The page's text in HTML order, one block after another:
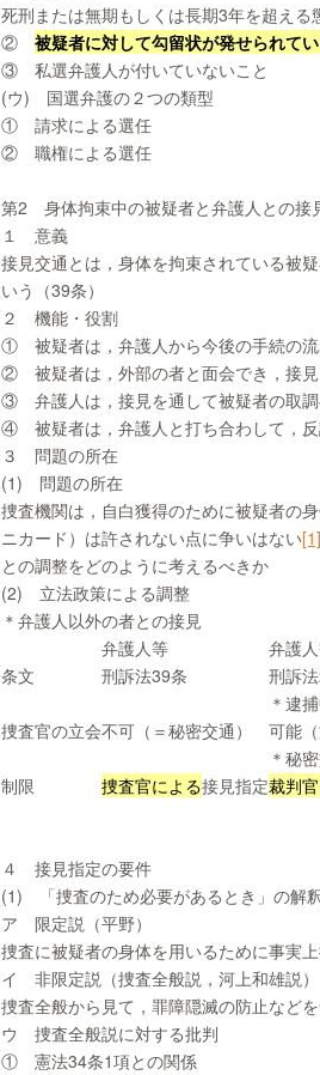
死刑または無期もしくは長期3年を超え
② 被疑者に対して勾留状が発せられて
③ 私選弁護人が付いていないこと
(ウ) 国選弁護の２つの類型
① 請求による選任
② 職権による選任
第2 身体拘束中の被疑者と弁護人との接
１ 意義
接見交通とは，身体を拘束されている被
いう（39条）
２ 機能・役割
① 被疑者は，弁護人から今後の手続の流
② 被疑者は，外部の者と面会でき，接見
③ 弁護人は，接見を通して被疑者の取調
④ 被疑者は，弁護人と打ち合わして，反
３ 問題の所在
(1) 問題の所在
捜査機関は，自白獲得のために被疑者の
ニカード）は許されない点に争いはない[1]
との調整をどのように考えるべきか
(2) 立法政策による調整
＊弁護人以外の者との接見
弁護人等
弁護
条文
刑訴法39条
刑訴
＊逮
捜査官の立会不可（＝秘密交通）
可能
＊秘
制限
捜査官による接見指定裁判
４ 接見指定の要件
(1) 「捜査のため必要があるとき」の解
ア 限定説（平野）
捜査に被疑者の身体を用いるために事実
イ 非限定説（捜査全般説，河上和雄説）
捜査全般から見て，罪障隠滅の防止など
ウ 捜査全般説に対する批判
① 憲法34条1項との関係